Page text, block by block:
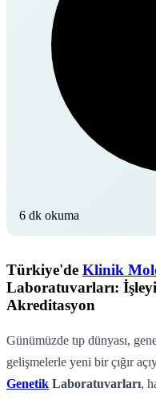
6 dk okuma
Türkiye'de Klinik
Laboratuvarları:
Akreditasyon
Günümüzde tıp dünyası,
gelişmelerle yeni bir çığır
Genetik Laboratuvarları,